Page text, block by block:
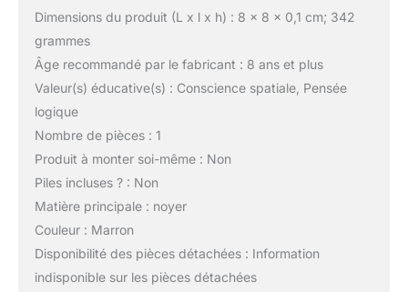
Dimensions du produit (L x l x h) : 8 x 8 x 0,1 cm; 342
grammes
Âge recommandé par le fabricant : 8 ans et plus
Valeur(s) éducative(s) : Conscience spatiale, Pensée
logique
Nombre de pièces : 1
Produit à monter soi-même : Non
Piles incluses ? : Non
Matière principale : noyer
Couleur : Marron
Disponibilité des pièces détachées : Information
indisponible sur les pièces détachées